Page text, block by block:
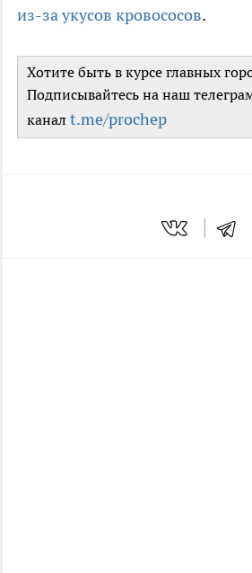
из-за укусов кровососов.
Хотите быть в курсе главных
Подписывайтесь на наш
канал t.me/prochep